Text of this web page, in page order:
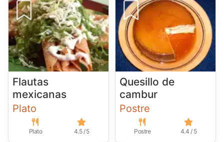
Flautas
mexicanas
Plato
Plato 4.5 / 5
Quesillo de
cambur
Postre
Postre 4.4 / 5